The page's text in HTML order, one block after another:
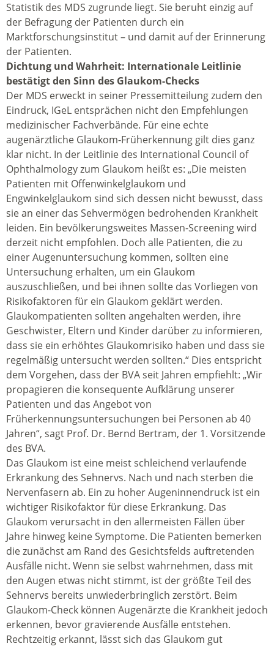
Statistik des MDS zugrunde liegt. Sie beruht einzig auf
der Befragung der Patienten durch ein
Marktforschungsinstitut – und damit auf der Erinnerung
der Patienten.
Dichtung und Wahrheit: Internationale Leitlinie
bestätigt den Sinn des Glaukom-Checks
Der MDS erweckt in seiner Pressemitteilung zudem den
Eindruck, IGeL entsprächen nicht den Empfehlungen
medizinischer Fachverbände. Für eine echte
augenärztliche Glaukom-Früherkennung gilt dies ganz
klar nicht. In der Leitlinie des International Council of
Ophthalmology zum Glaukom heißt es: „Die meisten
Patienten mit Offenwinkelglaukom und
Engwinkelglaukom sind sich dessen nicht bewusst, dass
sie an einer das Sehvermögen bedrohenden Krankheit
leiden. Ein bevölkerungsweites Massen-Screening wird
derzeit nicht empfohlen. Doch alle Patienten, die zu
einer Augenuntersuchung kommen, sollten eine
Untersuchung erhalten, um ein Glaukom
auszuschließen, und bei ihnen sollte das Vorliegen von
Risikofaktoren für ein Glaukom geklärt werden.
Glaukompatienten sollten angehalten werden, ihre
Geschwister, Eltern und Kinder darüber zu informieren,
dass sie ein erhöhtes Glaukomrisiko haben und dass sie
regelmäßig untersucht werden sollten.“ Dies entspricht
dem Vorgehen, dass der BVA seit Jahren empfiehlt: „Wir
propagieren die konsequente Aufklärung unserer
Patienten und das Angebot von
Früherkennungsuntersuchungen bei Personen ab 40
Jahren“, sagt Prof. Dr. Bernd Bertram, der 1. Vorsitzende
des BVA.
Das Glaukom ist eine meist schleichend verlaufende
Erkrankung des Sehnervs. Nach und nach sterben die
Nervenfasern ab. Ein zu hoher Augeninnendruck ist ein
wichtiger Risikofaktor für diese Erkrankung. Das
Glaukom verursacht in den allermeisten Fällen über
Jahre hinweg keine Symptome. Die Patienten bemerken
die zunächst am Rand des Gesichtsfelds auftretenden
Ausfälle nicht. Wenn sie selbst wahrnehmen, dass mit
den Augen etwas nicht stimmt, ist der größte Teil des
Sehnervs bereits unwiederbringlich zerstört. Beim
Glaukom-Check können Augenärzte die Krankheit jedoch
erkennen, bevor gravierende Ausfälle entstehen.
Rechtzeitig erkannt, lässt sich das Glaukom gut